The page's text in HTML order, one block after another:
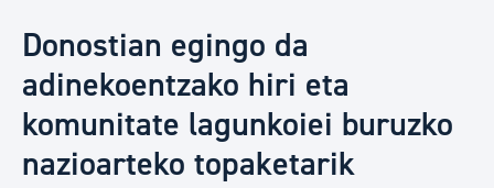
Donostian egingo da
adinekoentzako hiri eta
komunitate lagunkoiei buruzko
nazioarteko topaketarik